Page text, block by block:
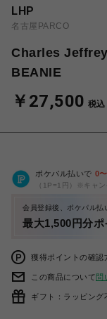
LHP
名古屋PARCO
Charles
BEANIE
￥27,500 税込
ポケパル払いで 0〜
（1P=1円）※キャン
会員登録後、ポケパル払
最大1,500円分ポ
獲得ポイントの確認
この商品について問
ギフト：ラッピング